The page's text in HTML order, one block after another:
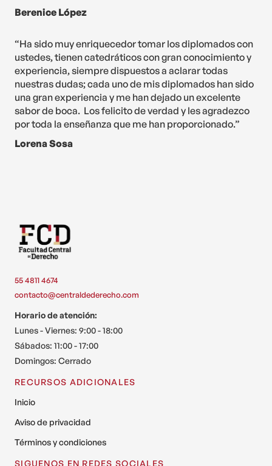
Berenice López
“Ha sido muy enriquecedor tomar los diplomados con
ustedes, tienen catedráticos con gran conocimiento y
experiencia, siempre dispuestos a aclarar todas
nuestras dudas; cada uno de mis diplomados han sido
una gran experiencia y me han dejado un excelente
sabor de boca. Los felicito de verdad y les agradezco
por toda la enseñanza que me han proporcionado.”
Lorena Sosa
55 4811 4674
contacto@centraldederecho.com
Horario de atención:
Lunes - Viernes: 9:00 - 18:00
Sábados: 11:00 - 17:00
Domingos: Cerrado
RECURSOS ADICIONALES
Inicio
Aviso de privacidad
Términos y condiciones
SIGUENOS EN REDES SOCIALES